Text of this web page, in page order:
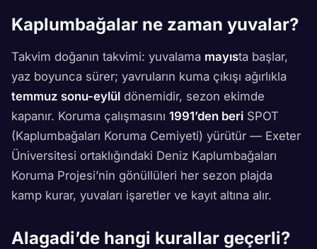
Kaplumbağalar ne zaman yuvalar?
Takvim doğanın takvimi: yuvalama mayısta başlar,
yaz boyunca sürer; yavruların kuma çıkışı ağırlıkla
temmuz sonu-eylül dönemidir, sezon ekimde
kapanır. Koruma çalışmasını 1991’den beri SPOT
(Kaplumbağaları Koruma Cemiyeti) yürütür — Exeter
Üniversitesi ortaklığındaki Deniz Kaplumbağaları
Koruma Projesi’nin gönüllüleri her sezon plajda
kamp kurar, yuvaları işaretler ve kayıt altına alır.
Alagadi’de hangi kurallar geçerli?